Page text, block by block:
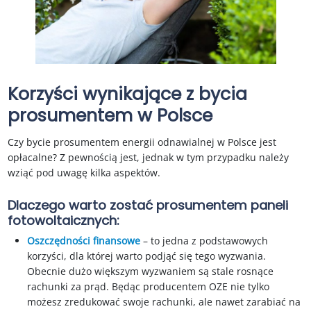
Korzyści wynikające z bycia
prosumentem w Polsce
Czy bycie prosumentem energii odnawialnej w Polsce jest
opłacalne? Z pewnością jest, jednak w tym przypadku należy
wziąć pod uwagę kilka aspektów.
Dlaczego warto zostać prosumentem paneli
fotowoltaicznych:
Oszczędności finansowe– to jedna z podstawowych
korzyści, dla której warto podjąć się tego wyzwania.
Obecnie dużo większym wyzwaniem są stale rosnące
rachunki za prąd. Będąc producentem OZE nie tylko
możesz zredukować swoje rachunki, ale nawet zarabiać na